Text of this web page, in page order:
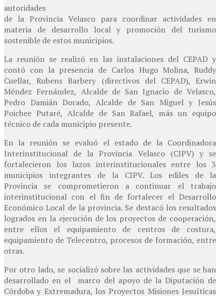
autoridades
de la Provincia Velasco para coordinar actividades en
materia de desarrollo local y promoción del turismo
sostenible de estos municipios.
La reunión se realizó en las instalaciones del CEPAD y
contó con la presencia de Carlos Hugo Molina, Ruddy
Cuellar, Rubens Barbery (directivos del CEPAD), Erwin
Méndez Fernández, Alcalde de San Ignacio de Velasco,
Pedro Damián Dorado, Alcalde de San Miguel y Jesús
Poichee Putaré, Alcalde de San Rafael, más un equipo
técnico de cada municipio presente.
En la reunión se evaluó el estado de la Coordinadora
Interinstitucional de la Provincia Velasco (CIPV) y se
fortalecieron los lazos interinstitucionales entre los 3
municipios integrantes de la CIPV. Los ediles de la
Provincia se comprometieron a continuar el trabajo
interinstitucional con el fin de fortalecer el Desarrollo
Económico Local de la provincia. Se destacó los resultados
logrados en la ejecución de los proyectos de cooperación,
entre ellos el equipamiento de centros de costura,
equipamiento de Telecentro, procesos de formación, entre
otras.
Por otro lado, se socializó sobre las actividades que se han
desarrollado en el marco del apoyo de la Diputación de
Córdoba y Extremadura, los Proyectos Misiones Jesuíticas